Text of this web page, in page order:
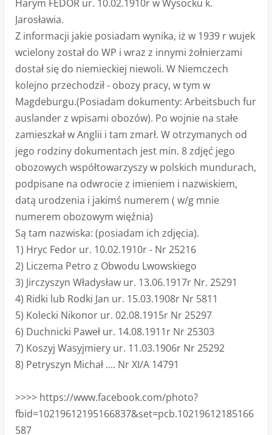
Harym FEDOR ur. 10.02.1910r w Wysocku k.
Jarosławia.
Z informacji jakie posiadam wynika, iż w 1939 r wujek
wcielony został do WP i wraz z innymi żołnierzami
dostał się do niemieckiej niewoli. W Niemczech
kolejno przechodził - obozy pracy, w tym w
Magdeburgu.(Posiadam dokumenty: Arbeitsbuch fur
auslander z wpisami obozów). Po wojnie na stałe
zamieszkał w Anglii i tam zmarł. W otrzymanych od
jego rodziny dokumentach jest min. 8 zdjęć jego
obozowych współtowarzyszy w polskich mundurach,
podpisane na odwrocie z imieniem i nazwiskiem,
datą urodzenia i jakimś numerem ( w/g mnie
numerem obozowym więźnia)
Są tam nazwiska: (posiadam ich zdjęcia).
1) Hryc Fedor ur. 10.02.1910r - Nr 25216
2) Liczema Petro z Obwodu Lwowskiego
3) Jirczyszyn Władysław ur. 13.06.1917r Nr. 25291
4) Ridki lub Rodki Jan ur. 15.03.1908r Nr 5811
5) Kolecki Nikonor ur. 02.08.1915r Nr 25297
6) Duchnicki Paweł ur. 14.08.1911r Nr 25303
7) Koszyj Wasyjmiery ur. 11.03.1906r Nr 25292
8) Petryszyn Michał .... Nr XI/A 14791
>>>> https://www.facebook.com/photo?
fbid=10219612195166837&set=pcb.10219612185166
587